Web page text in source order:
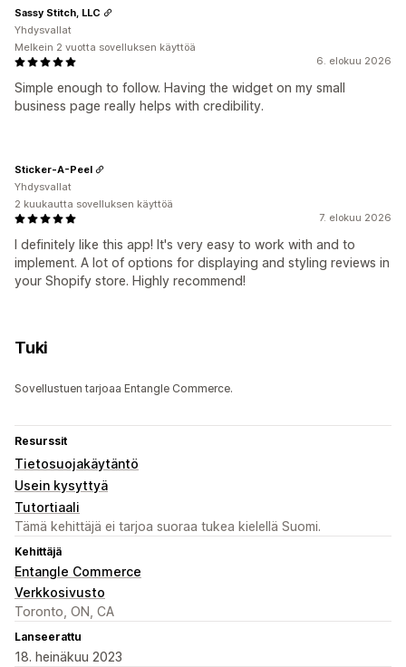
6. elokuu 2026
Simple enough to follow. Having the widget on my small
business page really helps with credibility.
Sassy Stitch, LLC
Yhdysvallat
Melkein 2 vuotta sovelluksen käyttöä
7. elokuu 2026
I definitely like this app! It's very easy to work with and to
implement. A lot of options for displaying and styling reviews in
your Shopify store. Highly recommend!
Sticker-A-Peel
Yhdysvallat
2 kuukautta sovelluksen käyttöä
Tuki
Sovellustuen tarjoaa Entangle Commerce.
Resurssit
Tietosuojakäytäntö
Usein kysyttyä
Tutortiaali
Tämä kehittäjä ei tarjoa suoraa tukea kielellä Suomi.
Kehittäjä
Entangle Commerce
Verkkosivusto
Toronto, ON, CA
Lanseerattu
18. heinäkuu 2023